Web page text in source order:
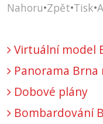
Nahoru•Zpět•Tisk•
Virtuální model
Panorama Brna
Dobové plány
Bombardování